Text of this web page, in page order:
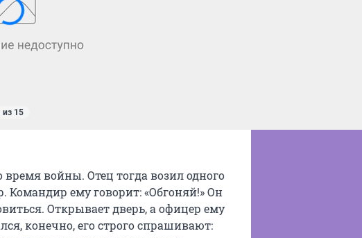
из 15
войны. Отец тогда возил одного
Командир ему говорит: «Обгоняй!» Он
Открывает дверь, а офицер ему
конечно, его строго спрашивают: